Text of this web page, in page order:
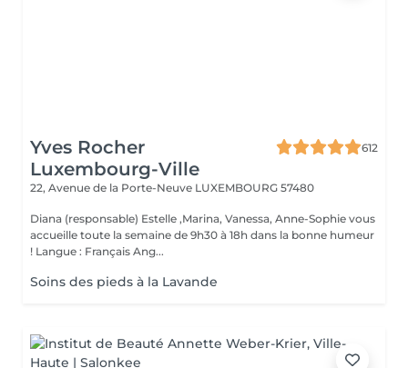
Yves Rocher
Luxembourg-Ville
612
22, Avenue de la Porte-Neuve LUXEMBOURG 57480
Diana (responsable) Estelle ,Marina, Vanessa, Anne-Sophie vous
accueille toute la semaine de 9h30 à 18h dans la bonne humeur
! Langue : Français Ang...
Soins des pieds à la Lavande